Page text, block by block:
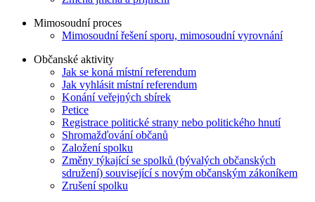
Mimosoudní proces
Mimosoudní řešení sporu, mimosoudní vyrovnání
Občanské aktivity
Jak se koná místní referendum
Jak vyhlásit místní referendum
Konání veřejných sbírek
Petice
Registrace politické strany nebo politického hnutí
Shromažďování občanů
Založení spolku
Změny týkající se spolků (bývalých občanských
sdružení) související s novým občanským zákoníkem
Zrušení spolku